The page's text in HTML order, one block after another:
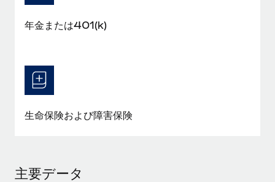
年金または401(k)
生命保険および障害保険
主要データ